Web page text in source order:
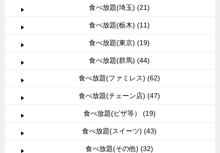
食べ放題(埼玉) (21)
食べ放題(栃木) (11)
食べ放題(東京) (19)
食べ放題(群馬) (44)
食べ放題(ファミレス) (62)
食べ放題(チェーン店) (47)
食べ放題(ピザ等） (19)
食べ放題(スイーツ) (43)
食べ放題(その他) (32)